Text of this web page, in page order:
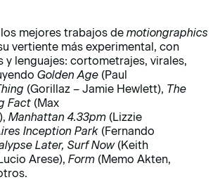
mejores trabajos de motiongraphics
vertiente más experimental, con
y lenguajes: cortometrajes, virales,
Golden Age (Paul
(Gorillaz – Jamie Hewlett), The
Fact (Max
Manhattan 4.33pm (Lizzie
Inception Park (Fernando
Later, Surf Now(Keith
Arese), Form (Memo Akten,